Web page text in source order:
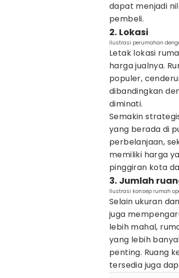
dapat menjadi
pembeli.
2. Lokasi
Ilustrasi perumahan
Letak lokasi
harga jualnya.
populer,
dibandingkan
diminati.
Semakin
yang berada di
perbelanjaan,
memiliki harga
pinggiran kota
3. Jumlah
Ilustrasi konsep rumah
Selain ukuran
juga
lebih mahal,
yang lebih
penting. Ruang
tersedia juga